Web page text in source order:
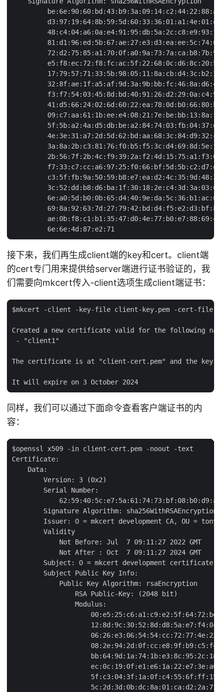
接下来，我们再生成client端的key和cert。client端
的cert专门用来提供给server端进行证书验证的，我
们需要向mkcert传入-client选项生成client端证书：
$mkcert -client -key-file client-key.pem -cert-file
Created a new certificate valid for the following
- "client1"
The certificate is at "client-cert.pem" and the key
同样，我们可以通过下面命令查看客户端证书的内
容：
$openssl x509 -in client-cert.pem -noout -text
Certificate:
    Data:
        Version: 3 (0x2)
        Serial Number:
        Signature Algorithm: sha256WithRSAEncryption
Issuer: O = mkcert development CA, OU =
        Validity
            Not Before: Jul  7 09:11:27 2022 GMT
            Not After : Oct  7 09:11:27 2024 GMT
Subject: O = mkcert development certificate,
        Subject Public Key Info:
            Public Key Algorithm: rsaEncryption
                RSA Public-Key: (2048 bit)
                Modulus: